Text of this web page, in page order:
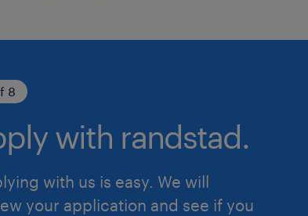
8
with randstad.
with us is easy. We will
your application and see if you